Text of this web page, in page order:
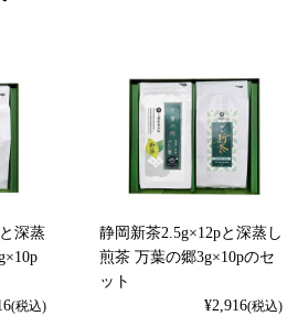
深蒸
(税込)
静岡新茶2.5g×12pと深蒸し
煎茶 万葉の郷3g×10pのセ
ット
¥2,916(税込)